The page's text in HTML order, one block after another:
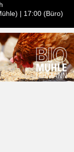
| 17:00 (Büro)